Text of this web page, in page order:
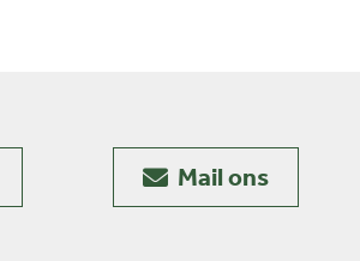
Mail ons